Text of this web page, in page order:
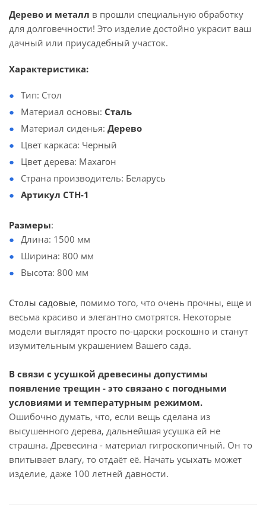
Дерево и металл в прошли специальную обработку
для долговечности! Это изделие достойно украсит ваш
дачный или приусадебный участок.
Характеристика:
Тип: Стол
Материал основы: Сталь
Материал сиденья: Дерево
Цвет каркаса: Черный
Цвет дерева: Махагон
Страна производитель: Беларусь
Артикул СТН-1
Размеры:
Длина: 1500 мм
Ширина: 800 мм
Высота: 800 мм
Столы садовые, помимо того, что очень прочны, еще и
весьма красиво и элегантно смотрятся. Некоторые
модели выглядят просто по-царски роскошно и станут
изумительным украшением Вашего сада.
В связи с усушкой древесины допустимы
появление трещин - это связано с погодными
условиями и температурным режимом.
Ошибочно думать, что, если вещь сделана из
высушенного дерева, дальнейшая усушка ей не
страшна. Древесина - материал гигроскопичный. Он то
впитывает влагу, то отдаёт её. Начать усыхать может
изделие, даже 100 летней давности.